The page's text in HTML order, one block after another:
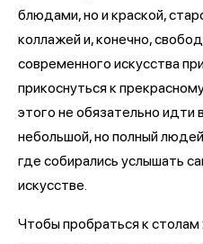
блюдами, но и краской,
коллажей и, конечно,
современного искусства
прикоснуться к
этого не обязательно идти
небольшой, но полный
где собирались услышать
искусстве.
Чтобы пробраться к